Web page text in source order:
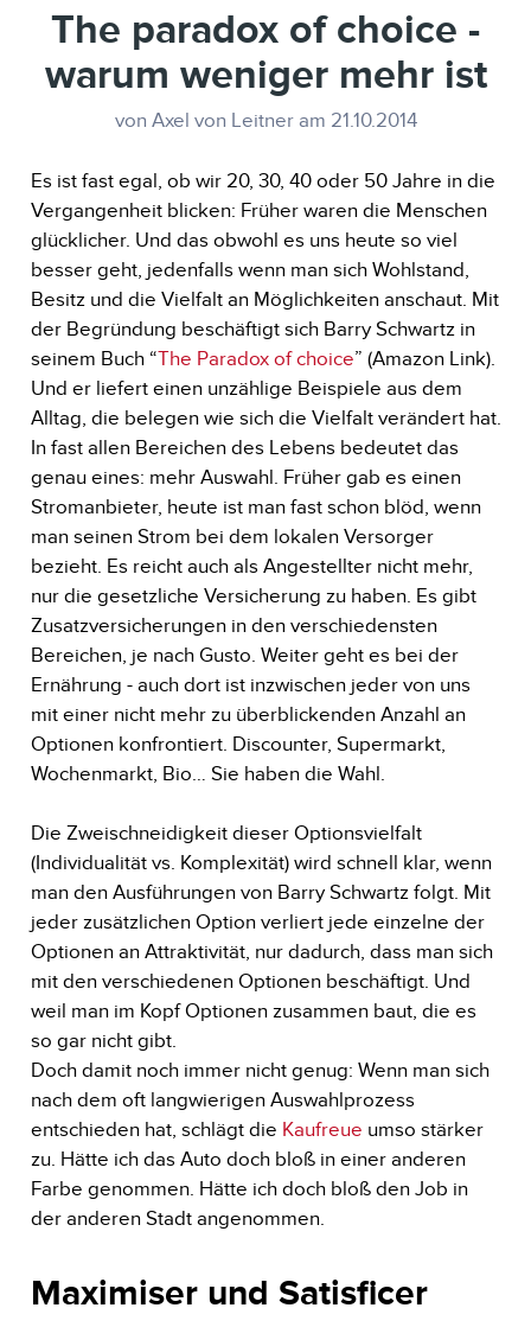
The paradox of choice -
warum weniger mehr ist
von Axel von Leitner am 21.10.2014
Es ist fast egal, ob wir 20, 30, 40 oder 50 Jahre in die
Vergangenheit blicken: Früher waren die Menschen
glücklicher. Und das obwohl es uns heute so viel
besser geht, jedenfalls wenn man sich Wohlstand,
Besitz und die Vielfalt an Möglichkeiten anschaut. Mit
der Begründung beschäftigt sich Barry Schwartz in
seinem Buch “The Paradox of choice” (Amazon Link).
Und er liefert einen unzählige Beispiele aus dem
Alltag, die belegen wie sich die Vielfalt verändert hat.
In fast allen Bereichen des Lebens bedeutet das
genau eines: mehr Auswahl. Früher gab es einen
Stromanbieter, heute ist man fast schon blöd, wenn
man seinen Strom bei dem lokalen Versorger
bezieht. Es reicht auch als Angestellter nicht mehr,
nur die gesetzliche Versicherung zu haben. Es gibt
Zusatzversicherungen in den verschiedensten
Bereichen, je nach Gusto. Weiter geht es bei der
Ernährung - auch dort ist inzwischen jeder von uns
mit einer nicht mehr zu überblickenden Anzahl an
Optionen konfrontiert. Discounter, Supermarkt,
Wochenmarkt, Bio… Sie haben die Wahl.
Die Zweischneidigkeit dieser Optionsvielfalt
(Individualität vs. Komplexität) wird schnell klar, wenn
man den Ausführungen von Barry Schwartz folgt. Mit
jeder zusätzlichen Option verliert jede einzelne der
Optionen an Attraktivität, nur dadurch, dass man sich
mit den verschiedenen Optionen beschäftigt. Und
weil man im Kopf Optionen zusammen baut, die es
so gar nicht gibt.
Doch damit noch immer nicht genug: Wenn man sich
nach dem oft langwierigen Auswahlprozess
entschieden hat, schlägt die Kaufreue umso stärker
zu. Hätte ich das Auto doch bloß in einer anderen
Farbe genommen. Hätte ich doch bloß den Job in
der anderen Stadt angenommen.
Maximiser und Satisficer